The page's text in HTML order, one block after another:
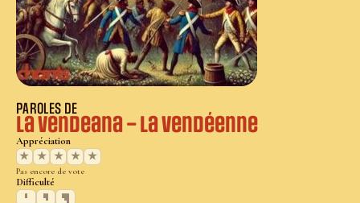
PAROLES DE
La Vendeana – La Vendéenne
Appréciation
★
★ ★ ★ ★
Pas encore de vote
Difficulté